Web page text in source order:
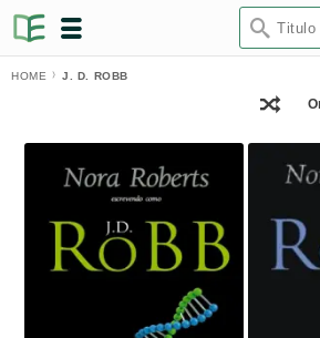
HOME J. D. ROBB